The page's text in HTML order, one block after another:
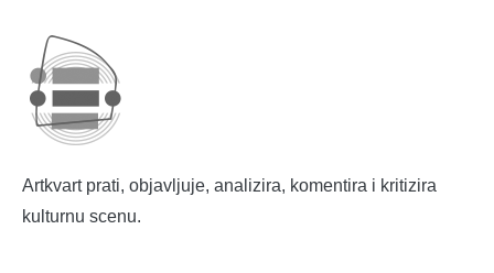
Artkvart prati, objavljuje, analizira, komentira i kritizira
kulturnu scenu.